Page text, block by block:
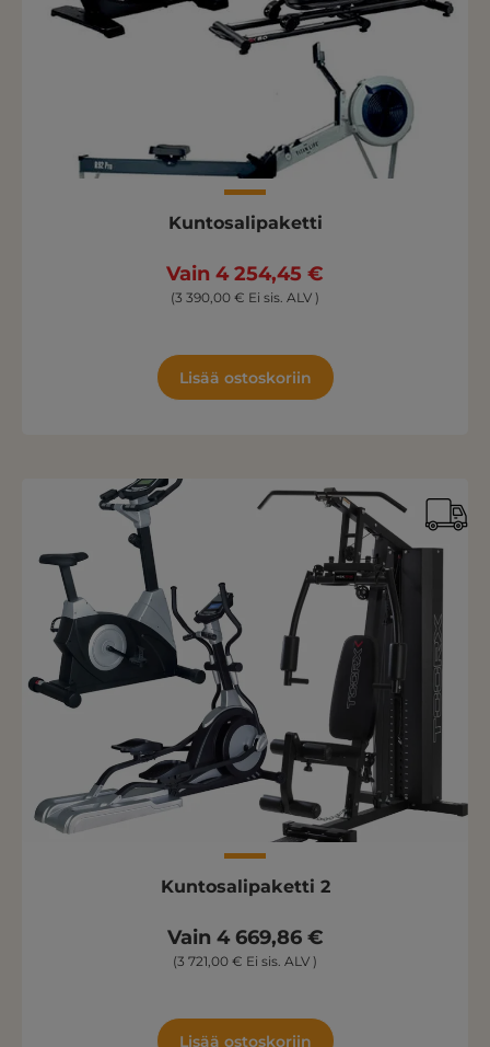
Kuntosalipaketti
Vain 4 254,45 €
(3 390,00 € Ei sis. ALV )
Lisää ostoskoriin
Kuntosalipaketti 2
Vain 4 669,86 €
(3 721,00 € Ei sis. ALV )
Lisää ostoskoriin